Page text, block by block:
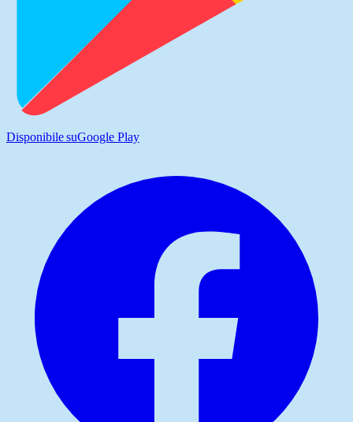
Disponibile suGoogle Play